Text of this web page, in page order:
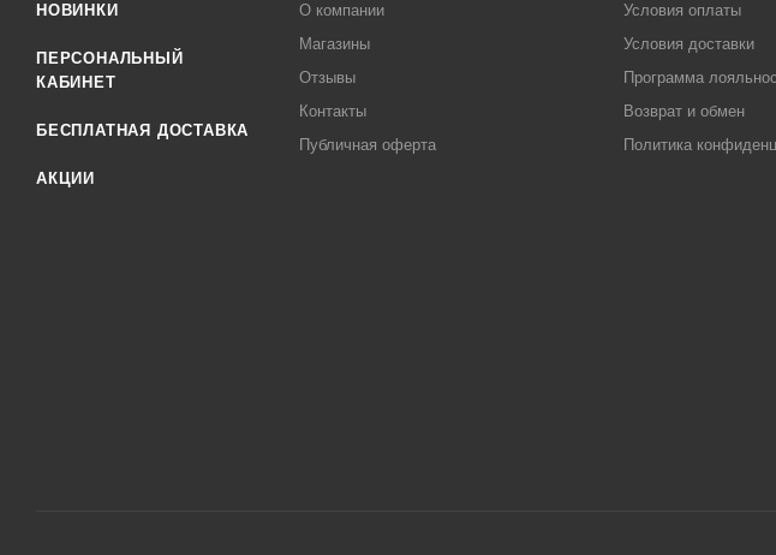
НОВИНКИ
ПЕРСОНАЛЬНЫЙ
КАБИНЕТ
БЕСПЛАТНАЯ ДОСТАВКА
АКЦИИ
О компании
Магазины
Отзывы
Контакты
Публичная оферта
Условия оплаты
Условия доставки
Программа
Возврат и обмен
Политика